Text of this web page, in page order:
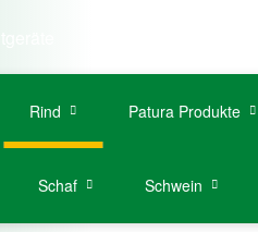
Rind Patura Produkte
Schaf Schwein